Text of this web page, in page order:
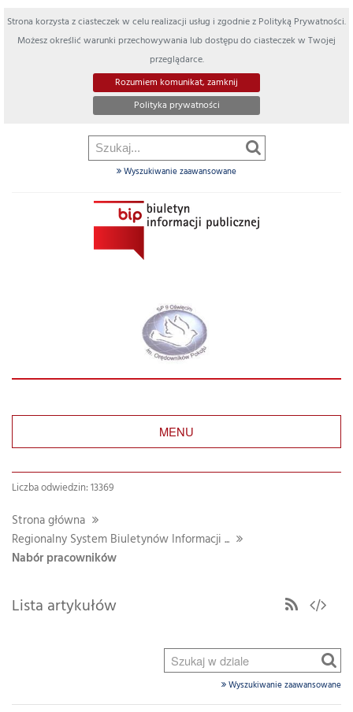
Strona korzysta z ciasteczek w celu realizacji usług i zgodnie z Polityką Prywatności.
Możesz określić warunki przechowywania lub dostępu do ciasteczek w Twojej
przeglądarce.
Rozumiem komunikat, zamknij
Polityka prywatności
Wyszukiwanie zaawansowane
MENU
Liczba odwiedzin: 13369
Strona główna
Regionalny System Biuletynów Informacji ...
Nabór pracowników
Lista artykułów
Wyszukiwanie zaawansowane